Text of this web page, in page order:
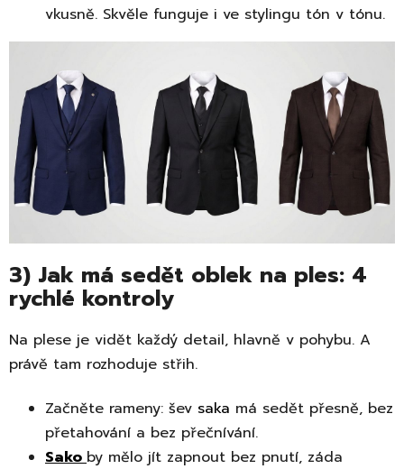
vkusně. Skvěle funguje i ve stylingu tón v tónu.
3) Jak má sedět oblek na ples: 4
rychlé kontroly
Na plese je vidět každý detail, hlavně v pohybu. A
právě tam rozhoduje střih.
Začněte rameny: šev saka má sedět přesně, bez
přetahování a bez přečnívání.
Sakoby mělo jít zapnout bez pnutí, záda